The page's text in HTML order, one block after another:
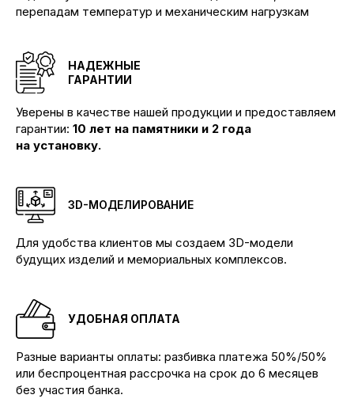
перепадам температур и механическим нагрузкам
НАДЕЖНЫЕ
ГАРАНТИИ
Уверены в качестве нашей продукции и предоставляем
гарантии: 10 лет на памятники и 2 года
на установку.
3D-МОДЕЛИРОВАНИЕ
Для удобства клиентов мы создаем 3D-модели
будущих изделий и мемориальных комплексов.
УДОБНАЯ ОПЛАТА
Разные варианты оплаты: разбивка платежа 50%/50%
или беспроцентная рассрочка на срок до 6 месяцев
без участия банка.
КОНТАКТЫ
Телефоны:
+7 (904) 895-23-34 Бадалык
+7 (904) 895-53-34 Бадалык
+7 (904) 894-02-22 Дивногорск
комплексы любой сложности